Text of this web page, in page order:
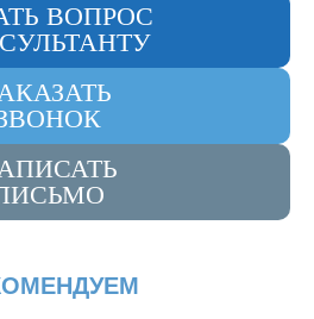
ВОПРОС